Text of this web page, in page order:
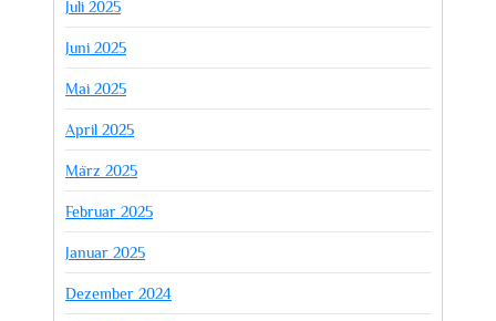
Juli 2025
Juni 2025
Mai 2025
April 2025
März 2025
Februar 2025
Januar 2025
Dezember 2024